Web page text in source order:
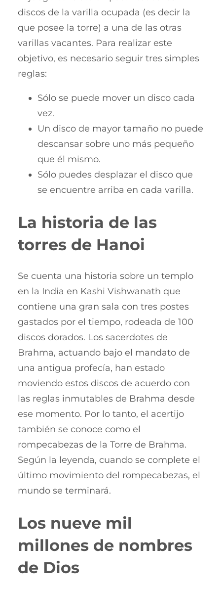
discos de la varilla ocupada (es decir la
que posee la torre) a una de las otras
varillas vacantes. Para realizar este
objetivo, es necesario seguir tres simples
reglas:
Sólo se puede mover un disco cada
vez.
Un disco de mayor tamaño no puede
descansar sobre uno más pequeño
que él mismo.
Sólo puedes desplazar el disco que
se encuentre arriba en cada varilla.
La historia de las
torres de Hanoi
Se cuenta una historia sobre un templo
en la India en Kashi Vishwanath que
contiene una gran sala con tres postes
gastados por el tiempo, rodeada de 100
discos dorados. Los sacerdotes de
Brahma, actuando bajo el mandato de
una antigua profecía, han estado
moviendo estos discos de acuerdo con
las reglas inmutables de Brahma desde
ese momento. Por lo tanto, el acertijo
también se conoce como el
rompecabezas de la Torre de Brahma.
Según la leyenda, cuando se complete el
último movimiento del rompecabezas, el
mundo se terminará.
Los nueve mil
millones de nombres
de Dios